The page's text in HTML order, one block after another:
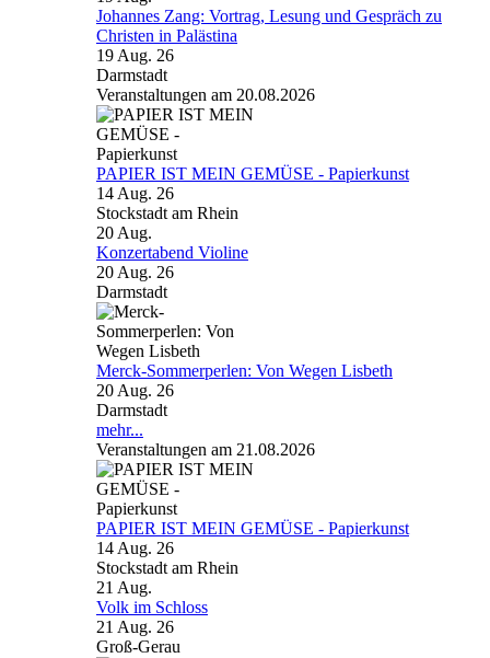
Johannes Zang: Vortrag, Lesung und Gespräch zu
Christen in Palästina
19 Aug. 26
Darmstadt
Veranstaltungen am 20.08.2026
PAPIER IST MEIN GEMÜSE - Papierkunst
14 Aug. 26
Stockstadt am Rhein
20 Aug.
Konzertabend Violine
20 Aug. 26
Darmstadt
Merck-Sommerperlen: Von Wegen Lisbeth
20 Aug. 26
Darmstadt
mehr...
Veranstaltungen am 21.08.2026
PAPIER IST MEIN GEMÜSE - Papierkunst
14 Aug. 26
Stockstadt am Rhein
21 Aug.
Volk im Schloss
21 Aug. 26
Groß-Gerau